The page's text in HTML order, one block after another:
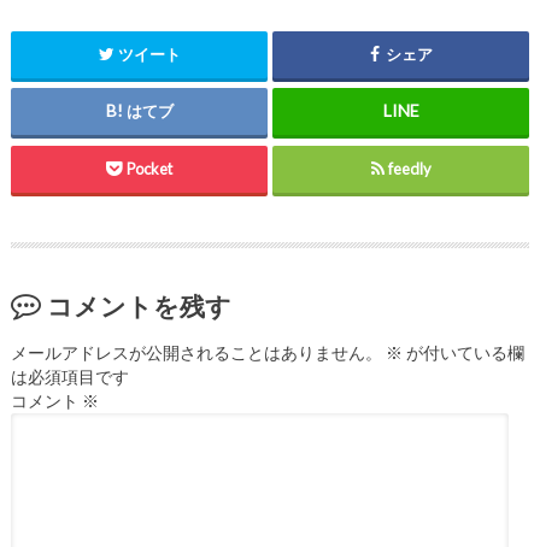
ツイート シェア
はてブ
Pocket feedly
コメントを残す
メールアドレスが公開されることはありません。 ※ が付いている欄
は必須項目です
コメント ※